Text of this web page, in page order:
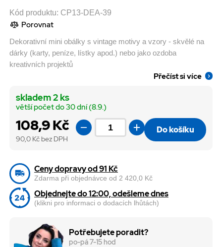
Kód produktu: CP13-DEA-39
Porovnat
Dekorativní mini obálky s vintage motivy a vzory - skvělé na
dárky (karty, peníze, lístky apod.) nebo jako ozdoba
kreativních projektů
Přečíst si více
108,9 Kč
90,0 Kč bez DPH
skladem 2 ks
větší počet do 30 dní (8.9.)
Do košíku
Ceny dopravy od 91 Kč
Zdarma při objednávce od 2 420,0 Kč
Objednejte do 12:00, odešleme dnes
(klikni pro informaci o dodacích lhůtách)
Potřebujete poradit?
po-pá 7-15 hod